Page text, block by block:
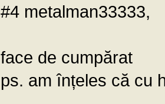
#4 metalman33333,
face de cumpărat
ps. am înțeles că cu